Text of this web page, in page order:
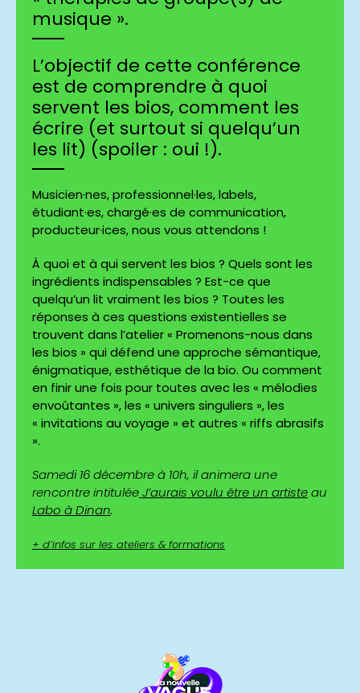
musique ».
L’objectif de cette conférence
est de comprendre à quoi
servent les bios, comment les
écrire (et surtout si quelqu’un
les lit) (spoiler : oui !).
Musicien·nes, professionnel·les, labels,
étudiant·es, chargé·es de communication,
producteur·ices, nous vous attendons !
À quoi et à qui servent les bios ? Quels sont les
ingrédients indispensables ? Est-ce que
quelqu’un lit vraiment les bios ? Toutes les
réponses à ces questions existentielles se
trouvent dans l’atelier « Promenons-nous dans
les bios » qui défend une approche sémantique,
énigmatique, esthétique de la bio. Ou comment
en finir une fois pour toutes avec les « mélodies
envoûtantes », les « univers singuliers », les
« invitations au voyage » et autres « riffs abrasifs
».
Samedi 16 décembre à 10h, il animera une
rencontre intituléeJ’aurais voulu être un artisteau
Labo à Dinan.
+ d’infos sur les ateliers & formations